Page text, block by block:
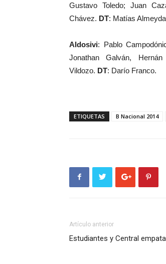
Gustavo Toledo; Juan
Chávez. DT: Matías
Aldosivi: Pablo
Jonathan Galván,
Vildozo. DT: Darío Franco.
ETIQUETAS B Nacional 2014
Artículo anterior
Estudiantes y Central